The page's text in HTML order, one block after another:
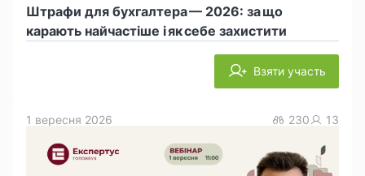
Штрафи для бухгалтера — 2026: за що
карають найчастіше і як себе захистити
Взяти участь
1 вересня 2026 230 13